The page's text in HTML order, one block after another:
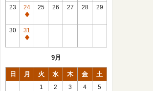
館
日
23
24
休
館
日
25 26 27 28 29
30
31
休
9月
日 月 火 水 木 金 土
1 2 3 4 5